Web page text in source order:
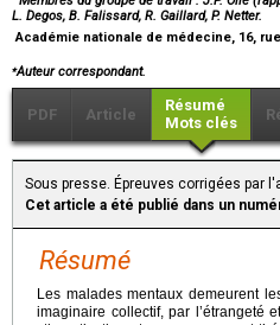
L. Degos, B. Falissard, R. Gaillard, P. Netter.
Académie nationale de médecine, 16,
⁎Auteur correspondant.
PDF Article
Résumé
Mots clés
Sous presse. Épreuves corrigées par
Cet article a été publié dans un
Résumé
Les malades mentaux demeurent
imaginaire collectif, par l’étrangeté